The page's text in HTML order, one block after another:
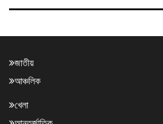
জাতীয়
আঞ্চলিক
খেলা